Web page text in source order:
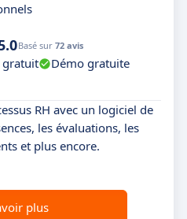
Basé sur 72 avis
gratuit
Démo gratuite
RH avec un logiciel de
les évaluations, les
et plus encore.
plus